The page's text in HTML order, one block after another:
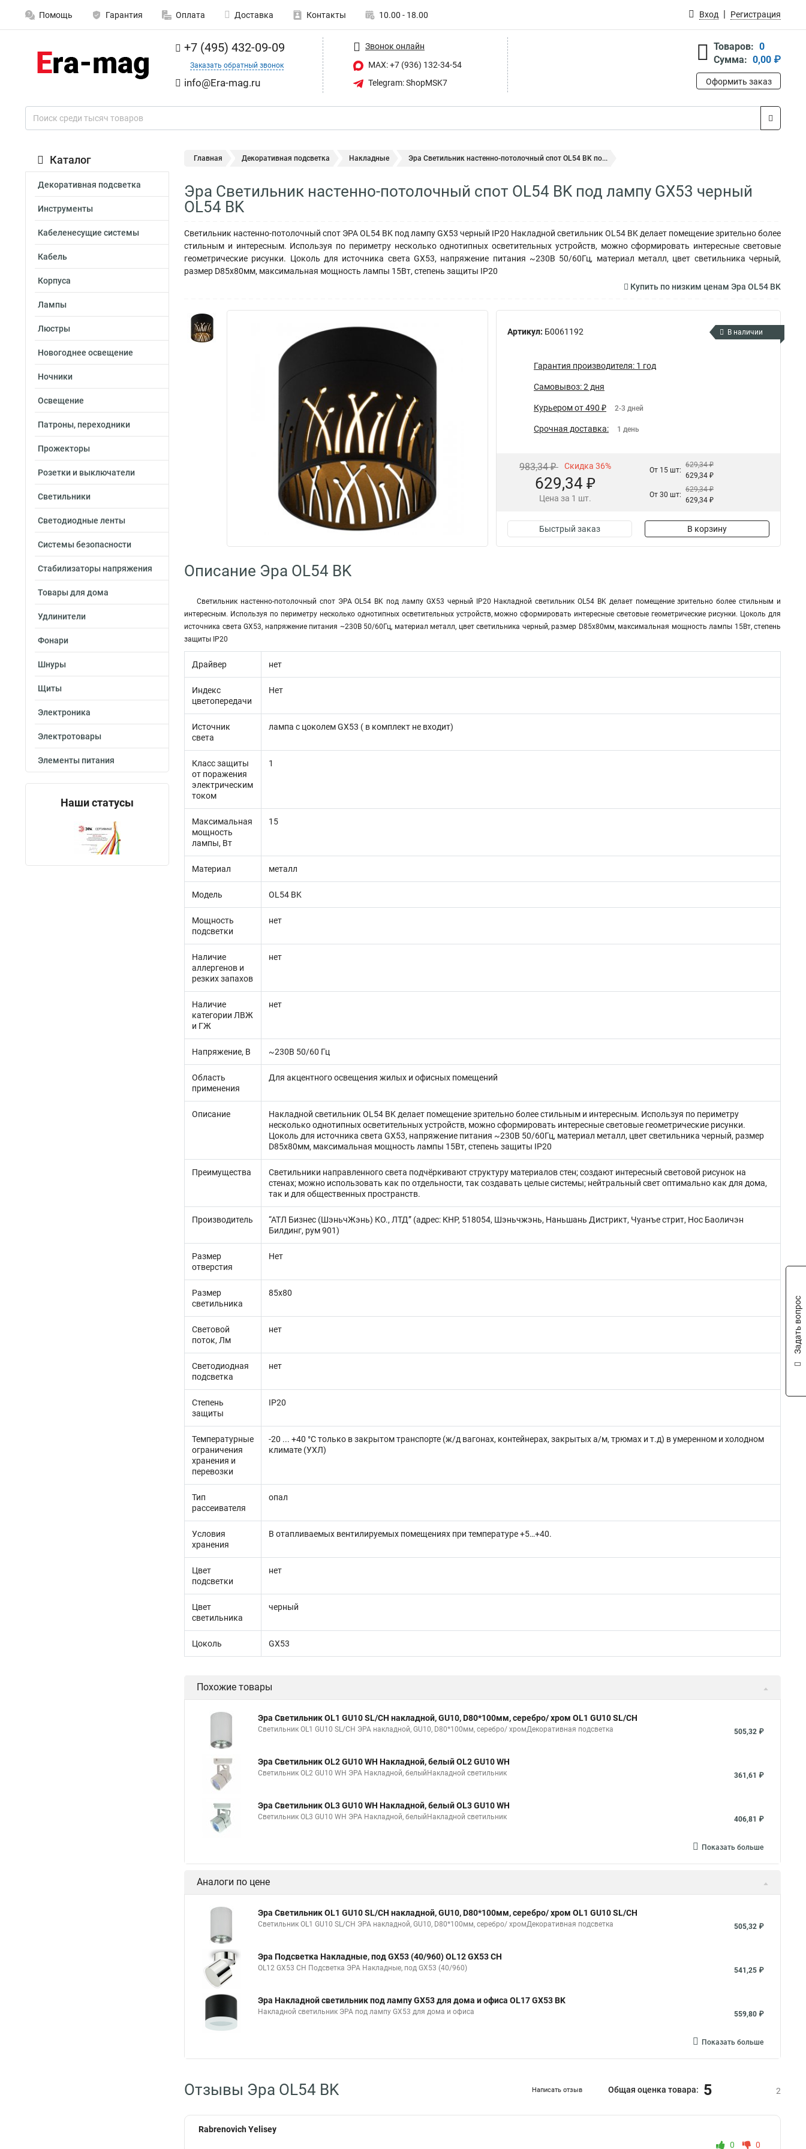
Помощь Гарантия Оплата Доставка Контакты 10.00 - 18.00 Вход Регистрация
+7 (495) 432-09-09
Заказать обратный звонок
info@Era-mag.ru
Звонок онлайн
MAX: +7 (936) 132-34-54
Telegram: ShopMSK7
Товаров: 0
Сумма: 0,00 ₽
Оформить заказ
Каталог
Декоративная подсветка
Инструменты
Кабеленесущие системы
Кабель
Корпуса
Лампы
Люстры
Новогоднее освещение
Ночники
Освещение
Патроны, переходники
Прожекторы
Розетки и выключатели
Светильники
Светодиодные ленты
Системы безопасности
Стабилизаторы напряжения
Товары для дома
Удлинители
Фонари
Шнуры
Щиты
Электроника
Электротовары
Элементы питания
Наши статусы
Главная Декоративная подсветка Накладные Эра Светильник настенно-потолочный спот OL54 BK по...
Эра Светильник настенно-потолочный спот OL54 BK под лампу GX53 черный
OL54 BK
Светильник настенно-потолочный спот ЭРА OL54 BK под лампу GX53 черный IP20 Накладной светильник OL54 BK делает помещение зрительно более
стильным и интересным. Используя по периметру несколько однотипных осветительных устройств, можно сформировать интересные световые
геометрические рисунки. Цоколь для источника света GX53, напряжение питания ~230В 50/60Гц, материал металл, цвет светильника черный,
размер D85x80мм, максимальная мощность лампы 15Вт, степень защиты IP20
Купить по низким ценам Эра OL54 BK
Артикул: Б0061192 В наличии
Гарантия производителя: 1 год
Самовывоз: 2 дня
Курьером от 490 ₽ 2-3 дней
Срочная доставка: 1 день
983,34 ₽ Скидка 36%
629,34 ₽
Цена за 1 шт.
От 15 шт:
629,34 ₽
629,34 ₽
От 30 шт:
629,34 ₽
629,34 ₽
Быстрый заказ В корзину
Описание Эра OL54 BK
Светильник настенно-потолочный спот ЭРА OL54 BK под лампу GX53 черный IP20 Накладной светильник OL54 BK делает помещение зрительно более стильным и
интересным. Используя по периметру несколько однотипных осветительных устройств, можно сформировать интересные световые геометрические рисунки. Цоколь для
источника света GX53, напряжение питания ~230В 50/60Гц, материал металл, цвет светильника черный, размер D85x80мм, максимальная мощность лампы 15Вт, степень
защиты IP20
Драйвер нет
Индекс
цветопередачи
Нет
Источник
света
лампа с цоколем GX53 ( в комплект не входит)
Класс защиты
от поражения
электрическим
током
1
Максимальная
мощность
лампы, Вт
15
Материал металл
Модель OL54 BK
Мощность
подсветки
нет
Наличие
аллергенов и
резких запахов
нет
Наличие
категории ЛВЖ
и ГЖ
нет
Напряжение, В ~230В 50/60 Гц
Область
применения
Для акцентного освещения жилых и офисных помещений
Описание
Накладной светильник OL54 BK делает помещение зрительно более стильным и интересным. Используя по периметру
несколько однотипных осветительных устройств, можно сформировать интересные световые геометрические рисунки.
Цоколь для источника света GX53, напряжение питания ~230В 50/60Гц, материал металл, цвет светильника черный, размер
D85x80мм, максимальная мощность лампы 15Вт, степень защиты IP20
Преимущества
Светильники направленного света подчёркивают структуру материалов стен; создают интересный световой рисунок на
стенах; можно использовать как по отдельности, так создавать целые системы; нейтральный свет оптимально как для дома,
так и для общественных пространств.
Производитель
“АТЛ Бизнес (ШэньчЖэнь) КО., ЛТД” (адрес: КНР, 518054, Шэньчжэнь, Наньшань Дистрикт, Чуанъе стрит, Нос Баоличэн
Билдинг, рум 901)
Размер
отверстия
Нет
Размер
светильника
85х80
Световой
поток, Лм
нет
Светодиодная
подсветка
нет
Степень
защиты
IP20
Температурные
ограничения
хранения и
перевозки
-20 ... +40 °C только в закрытом транспорте (ж/д вагонах, контейнерах, закрытых а/м, трюмах и т.д) в умеренном и холодном
климате (УХЛ)
Тип
рассеивателя
опал
Условия
хранения
В отапливаемых вентилируемых помещениях при температуре +5…+40.
Цвет
подсветки
нет
Цвет
светильника
черный
Цоколь GX53
Похожие товары
Эра Светильник OL1 GU10 SL/CH накладной, GU10, D80*100мм, серебро/ хром OL1 GU10 SL/CH
Светильник OL1 GU10 SL/CH ЭРА накладной, GU10, D80*100мм, серебро/ хромДекоративная подсветка 505,32 ₽
Эра Светильник OL2 GU10 WH Накладной, белый OL2 GU10 WH
Светильник OL2 GU10 WH ЭРА Накладной, белыйНакладной светильник 361,61 ₽
Эра Светильник OL3 GU10 WH Накладной, белый OL3 GU10 WH
Светильник OL3 GU10 WH ЭРА Накладной, белыйНакладной светильник 406,81 ₽
Показать больше
Аналоги по цене
Эра Светильник OL1 GU10 SL/CH накладной, GU10, D80*100мм, серебро/ хром OL1 GU10 SL/CH
Светильник OL1 GU10 SL/CH ЭРА накладной, GU10, D80*100мм, серебро/ хромДекоративная подсветка 505,32 ₽
Эра Подсветка Накладные, под GX53 (40/960) OL12 GX53 CH
OL12 GX53 CH Подсветка ЭРА Накладные, под GX53 (40/960) 541,25 ₽
Эра Накладной светильник под лампу GX53 для дома и офиса OL17 GX53 BK
Накладной светильник ЭРА под лампу GX53 для дома и офиса 559,80 ₽
Показать больше
Отзывы Эра OL54 BK Написать отзыв Общая оценка товара: 5 2
Rabrenovich Yelisey
0
0
Задать вопрос